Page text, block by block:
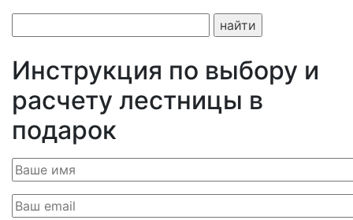
Инструкция по выбору и
расчету лестницы в
подарок